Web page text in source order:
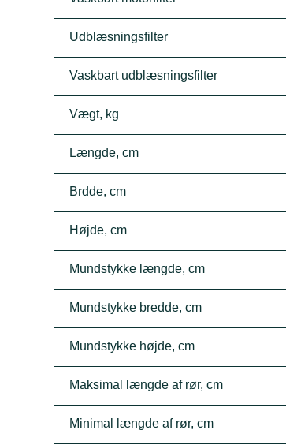
Udblæsningsfilter
Vaskbart udblæsningsfilter
Vægt, kg
Længde, cm
Brdde, cm
Højde, cm
Mundstykke længde, cm
Mundstykke bredde, cm
Mundstykke højde, cm
Maksimal længde af rør, cm
Minimal længde af rør, cm